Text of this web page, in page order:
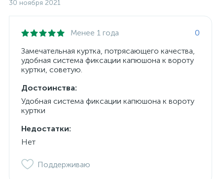
30 ноября 2021
Менее 1 года
0
Замечательная куртка, потрясающего качества,
удобная система фиксации капюшона к вороту
куртки, советую.
Достоинства:
Удобная система фиксации капюшона к вороту
куртки
Недостатки:
Нет
Поддерживаю